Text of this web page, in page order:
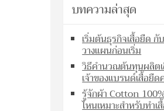
บทความล่าสุด
เริ่มต้นธุรกิจเสื้อยืด
วางแผนก่อนเริ่ม
วิธีคำนวณต้นทุนผลิต
เจ้าของแบรนด์เสื้อยืด
รู้จักผ้า Cotton
ไหนเหมาะสำหรับทำเ